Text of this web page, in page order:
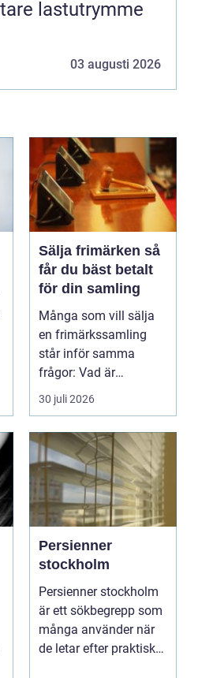
03 augusti 2026
Sälja frimärken så
får du bäst betalt
för din samling
Många som vill sälja
en frimärkssamling
står inför samma
frågor: Vad är
samlingen värd? Var
vänder m...
30 juli 2026
Persienner
stockholm
Persienner stockholm
är ett sökbegrepp som
många använder när
de letar efter praktiska